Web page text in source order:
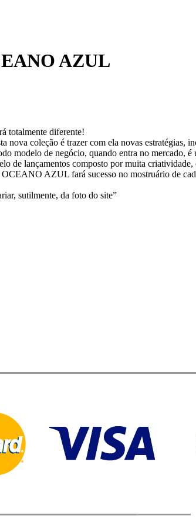
AZUL
totalmente diferente!
nova coleção é trazer com ela novas estratégias,
modelo de negócio, quando entra no mercado,
de lançamentos composto por muita
AZUL fará sucesso no mostruário de
sutilmente, da foto do site”